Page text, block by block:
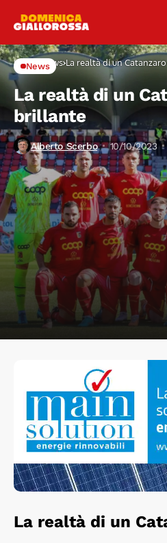
Home News La realtà di un
News
La realtà di un
brillante
Alberto Scerbo 10/10/2023
La realtà di un